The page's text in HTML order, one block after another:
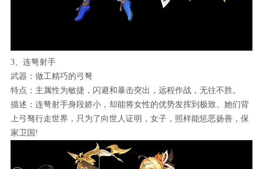
3、连弩射手
武器：做工精巧的弓弩
特点：主属性为敏捷，闪避和暴击突出，远程作战，无往不胜。
描述：连弩射手身段娇小，却能将女性的优势发挥到极致。她们背
上弓驽行走世界，只为了向世人证明，女子，照样能惩恶扬善，保
家卫国!